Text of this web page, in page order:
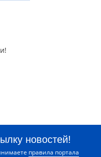
новостей!
правила портала